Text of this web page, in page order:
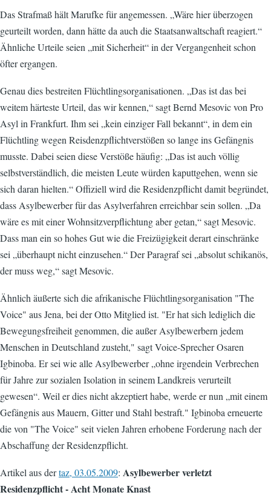
Das Strafmaß hält Marufke für angemessen. „Wäre hier überzogen
geurteilt worden, dann hätte da auch die Staatsanwaltschaft reagiert.“
Ähnliche Urteile seien „mit Sicherheit“ in der Vergangenheit schon
öfter ergangen.
Genau dies bestreiten Flüchtlingsorganisationen. „Das ist das bei
weitem härteste Urteil, das wir kennen,“ sagt Bernd Mesovic von Pro
Asyl in Frankfurt. Ihm sei „kein einziger Fall bekannt“, in dem ein
Flüchtling wegen Reisdenzpflichtverstößen so lange ins Gefängnis
musste. Dabei seien diese Verstöße häufig: „Das ist auch völlig
selbstverständlich, die meisten Leute würden kaputtgehen, wenn sie
sich daran hielten.“ Offiziell wird die Residenzpflicht damit begründet,
dass Asylbewerber für das Asylverfahren erreichbar sein sollen. „Da
wäre es mit einer Wohnsitzverpflichtung aber getan,“ sagt Mesovic.
Dass man ein so hohes Gut wie die Freizügigkeit derart einschränke
sei „überhaupt nicht einzusehen.“ Der Paragraf sei „absolut schikanös,
der muss weg,“ sagt Mesovic.
Ähnlich äußerte sich die afrikanische Flüchtlingsorganisation "The
Voice" aus Jena, bei der Otto Mitglied ist. "Er hat sich lediglich die
Bewegungsfreiheit genommen, die außer Asylbewerbern jedem
Menschen in Deutschland zusteht," sagt Voice-Sprecher Osaren
Igbinoba. Er sei wie alle Asylbewerber „ohne irgendein Verbrechen
für Jahre zur sozialen Isolation in seinem Landkreis verurteilt
gewesen“. Weil er dies nicht akzeptiert habe, werde er nun „mit einem
Gefängnis aus Mauern, Gitter und Stahl bestraft." Igbinoba erneuerte
die von "The Voice" seit vielen Jahren erhobene Forderung nach der
Abschaffung der Residenzpflicht.
Artikel aus dertaz, 03.05.2009: Asylbewerber verletzt
Residenzpflicht - Acht Monate Knast